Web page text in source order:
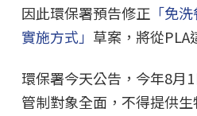
因此環保署預告修正 「免
實施方式」 草案，將從PLA
環保署今天公告，今年8月
管制對象全面，不得提供